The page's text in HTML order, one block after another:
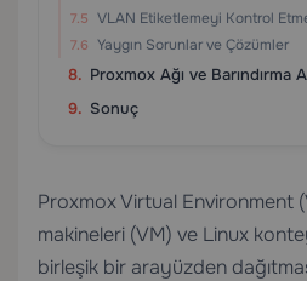
VLAN Etiketlemeyi Kontrol
Yaygın Sorunlar ve Çözümler
Proxmox Ağı ve Barındırma
Sonuç
Proxmox Virtual Environment
makineleri (VM) ve Linux
birleşik bir arayüzden